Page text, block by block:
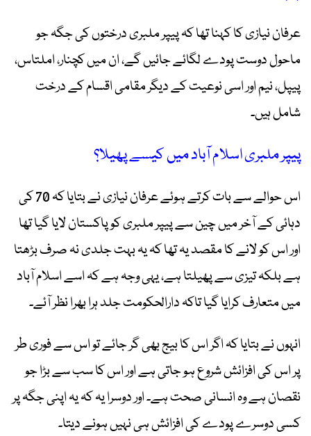
عرفان نیازی کا کہنا تھا کہ پیپر ملبری درختوں کی جگہ جو
ماحول دوست پودے لگائے جائیں گے، ان میں کچنار، املتاس،
پیپل، نیم اور اسی نوعیت کے دیگر مقامی اقسام کے درخت
شامل ہیں۔
پیپر ملبری اسلام آباد میں کیسے پھیلا؟
اس حوالے سے بات کرتے ہوئے عرفان نیازی نے بتایا کہ 70 کی
دہائی کے آخر میں چین سے پیپر ملبری کو پاکستان لایا گیا تھا
اور اس کو لانے کا مقصد یہ تھا کہ یہ بہت جلدی نہ صرف بڑھتا
ہے بلکہ تیزی سے پھیلتا ہے، یہی وجہ ہے کہ اسے اسلام آباد
میں متعارف کرایا گیا تاکہ دارالحکومت جلد ہرا بھرا نظر آئے۔
انہوں نے بتایا کہ اگر اس کا بیج بھی گر جائے تو اس سے فوری طر
پر اس کی افزائش شروع ہو جاتی ہے اور اس کا سب سے بڑا جو
نقصان ہے وہ انسانی صحت ہے۔ اور دوسرا یہ کہ یہ اپنی جگہ پر
کسی دوسرے پودے کی افزائش ہی نہیں ہونے دیتا۔